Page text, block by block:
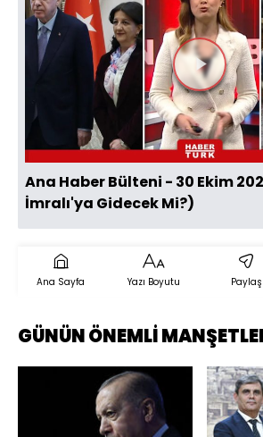
Oynat
Ana Haber Bülteni - 30 Ekim
İmralı'ya Gidecek Mi?)
Ana Sayfa Yazı Boyutu Paylaş
GÜNÜN ÖNEMLİ